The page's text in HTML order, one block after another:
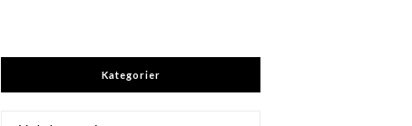
Kategorier